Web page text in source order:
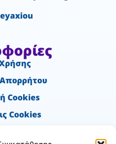
Cookies
Cookies